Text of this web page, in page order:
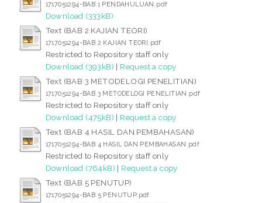
1717051294-BAB 1 PENDAHULUAN.pdf
Download (333kB)
Text (BAB 2 KAJIAN TEORI)
1717051294-BAB 2 KAJIAN TEORI.pdf
Restricted to Repository staff only
Download (393kB) | Request a copy
Text (BAB 3 METODELOGI PENELITIAN)
1717051294-BAB 3 METODELOGI PENELITIAN.pdf
Restricted to Repository staff only
Download (475kB) | Request a copy
Text (BAB 4 HASIL DAN PEMBAHASAN)
1717051294-BAB 4 HASIL DAN PEMBAHASAN.pdf
Restricted to Repository staff only
Download (764kB) | Request a copy
Text (BAB 5 PENUTUP)
1717051294-BAB 5 PENUTUP.pdf